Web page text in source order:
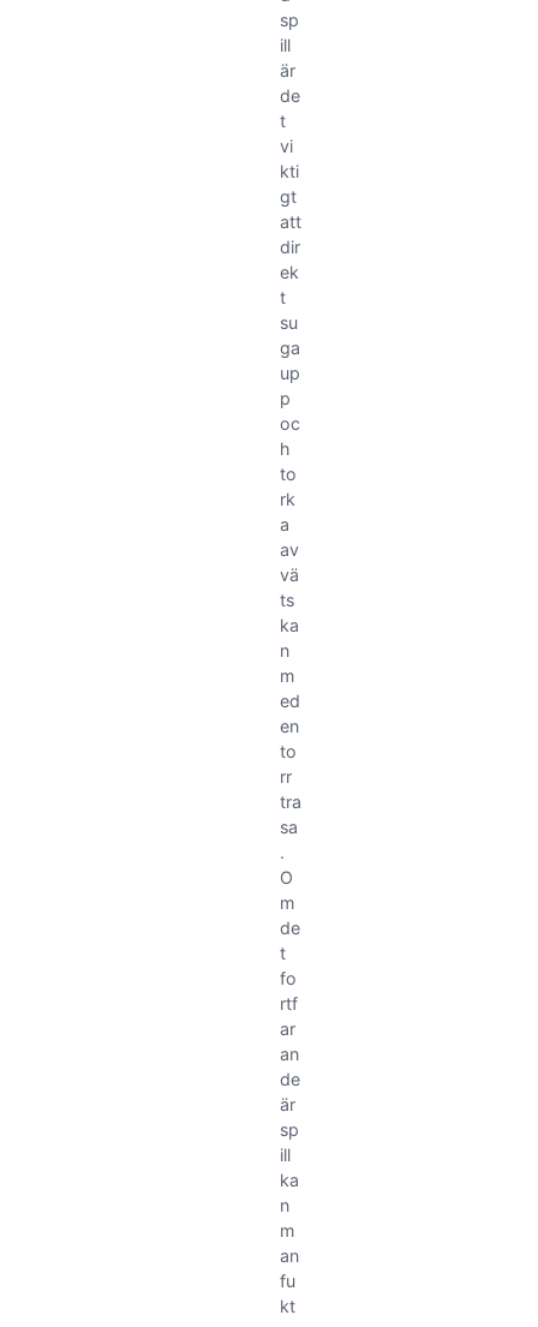
sp
ill
är
de
t
vi
kti
gt
att
dir
ek
t
su
ga
up
p
oc
h
to
rk
a
av
vä
ts
ka
n
m
ed
en
to
rr
tra
sa
.
O
m
de
t
fo
rtf
ar
an
de
är
sp
ill
ka
n
m
an
fu
kt